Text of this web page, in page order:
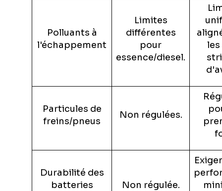
Polluants à
l'échappement
Limites
différentes
pour
essence/diesel.
les
Particules de
freins/pneus
Non régulées.
Durabilité des
batteries
Non régulée.